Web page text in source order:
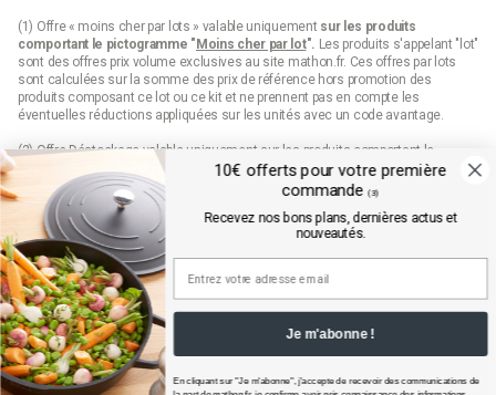
(1) Offre « moins cher par lots » valable uniquement sur les produits
comportant le pictogramme "Moins cher par lot". Les produits s'appelant "lot"
sont des offres prix volume exclusives au site mathon.fr. Ces offres par lots
sont calculées sur la somme des prix de référence hors promotion des
produits composant ce lot ou ce kit et ne prennent pas en compte les
éventuelles réductions appliquées sur les unités avec un code avantage.
(2) Offre Déstockage valable uniquement sur les produits comportant le
pictogramme "Déstockage" jusqu'à épuisement définitif de leur stock.
(3) 10€ de remise sur votre première commande sur mathon.fr dès 99€
d’achats pour les nouveaux inscrits en saisissant le code qui est envoyé par
mail. Offre valable sur les produits hors marques Seb, Moulinex et Tefal, hors
produits disposant d'un pictogramme "prix web", hors lots, hors cartes cadeaux
et dès 99€ d'achats hors frais de port.
Conditions détaillées disponibles dans l’email de confirmation d’inscription à la
newsletter.
(4) Offre « Prix web » valable uniquement sur les produits comportant le
pictogramme "prix web". Les produits indiqués "prix web" sont des offres
exclusives au site mathon.fr. Offre non applicable en magasin ou en catalogue.
10€ offerts pour votre première
commande (3)
Recevez nos bons plans, dernières actus et
nouveautés.
Je m'abonne !
En cliquant sur "Je m'abonne", j'accepte de recevoir des communications de